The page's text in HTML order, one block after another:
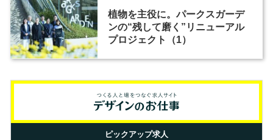
植物を主役に。パークスガーデ
ンの“残して磨く”リニューアル
プロジェクト（1）
ピックアップ求人